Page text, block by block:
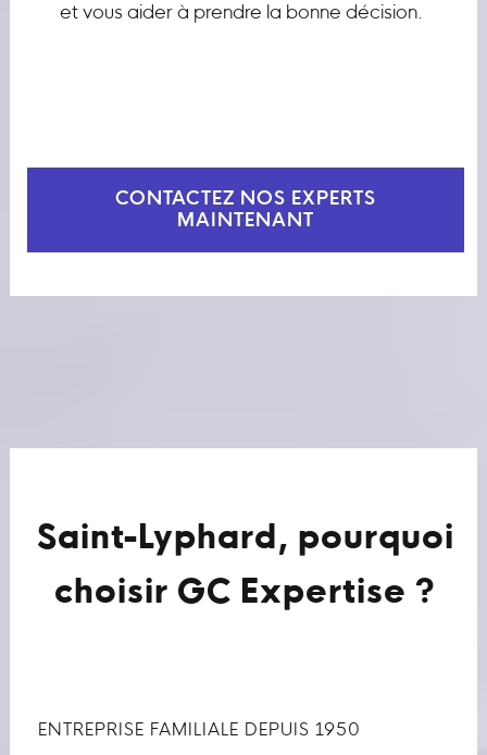
et vous aider à prendre la bonne décision.
CONTACTEZ NOS EXPERTS
MAINTENANT
Saint-Lyphard, pourquoi
choisir GC Expertise ?
ENTREPRISE FAMILIALE DEPUIS 1950